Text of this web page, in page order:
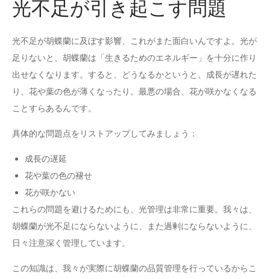
光不足が引き起こす問題
光不足が胡蝶蘭に及ぼす影響、これがまた面白いんですよ。光が
足りないと、胡蝶蘭は「生きるためのエネルギー」を十分に作り
出せなくなります。すると、どうなるかというと、成長が遅れた
り、花や葉の色が薄くなったり。最悪の場合、花が咲かなくなる
ことすらあるんです。
具体的な問題点をリストアップしてみましょう：
成長の遅延
花や葉の色の褪せ
花が咲かない
これらの問題を避けるためにも、光管理は非常に重要。我々は、
胡蝶蘭が光不足にならないように、また過剰にならないように、
日々注意深く管理しています。
この知識は、我々が実際に胡蝶蘭の品質管理を行っているからこ